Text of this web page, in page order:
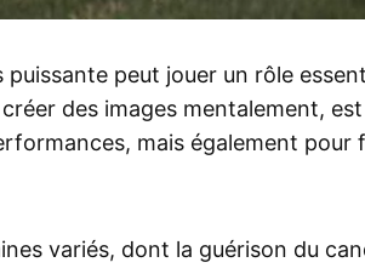
peut jouer un rôle
des images mentalement,
mais également pour
variés, dont la guérison du